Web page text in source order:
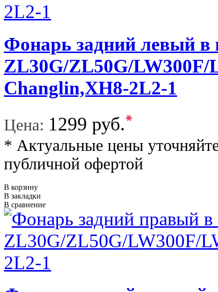
Фонарь задний левый в
ZL30G/ZL50G/LW300F/
Changlin,XH8-2L2-1
Цена: 1299 руб.*
* Актуальные цены
публичной офертой
В корзину
В закладки
В сравнение